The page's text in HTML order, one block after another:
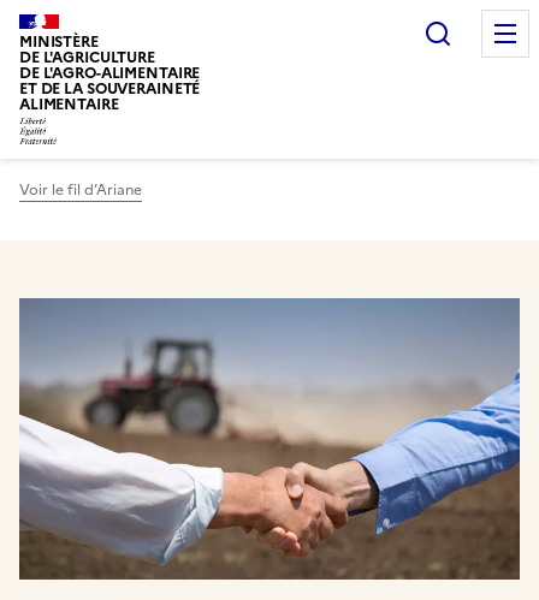
MINISTÈRE
DE L'AGRICULTURE
DE L'AGRO-ALIMENTAIRE
ET DE LA SOUVERAINETÉ
ALIMENTAIRE
Voir le fil d’Ariane